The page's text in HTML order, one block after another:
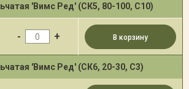
'Вимс Ред' (СК5, 80-100, С10)
- + В корзину
'Вимс Ред' (СК6, 20-30, С3)